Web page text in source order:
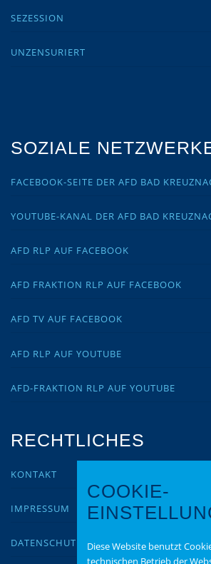
SEZESSION
UNZENSURIERT
SOZIALE
FACEBOOK-SEITE DER AFD BAD
YOUTUBE-KANAL DER AFD BAD
AFD RLP AUF FACEBOOK
AFD FRAKTION RLP AUF FACEBOOK
AFD TV AUF FACEBOOK
AFD RLP AUF YOUTUBE
AFD-FRAKTION RLP AUF YOUTUBE
RECHTLICHES
KONTAKT
IMPRESSUM
DATENSCHUTZ
COOKIE-
Diese Website benutzt
technischen Betrieb der